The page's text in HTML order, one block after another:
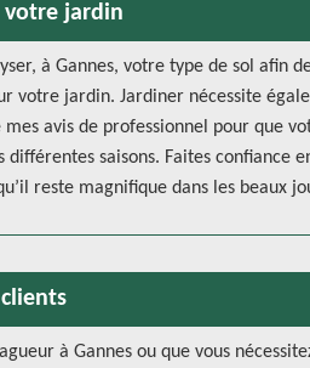
votre jardin
à Gannes, votre type de sol afin
votre jardin. Jardiner nécessite
mes avis de professionnel pour que
différentes saisons. Faites confiance
reste magnifique dans les beaux
à Gannes ou que vous